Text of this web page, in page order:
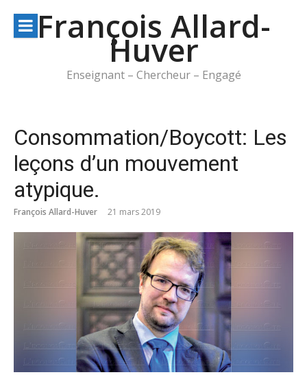
contenuFrançois Allard-
Huver
Enseignant – Chercheur – Engagé
Consommation/Boycott: Les
leçons d’un mouvement
atypique.
François Allard-Huver 21 mars 2019